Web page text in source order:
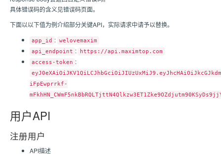
具体错误码的含义见错误码页面。
下面以以下值为例介绍部分关键API，实际请求中请予以替换。
app_id : welovemaxim
api_endpoint :
https://api.maximtop.com
access-token :
iFpEwprrkf-
用户API
注册用户
API描述